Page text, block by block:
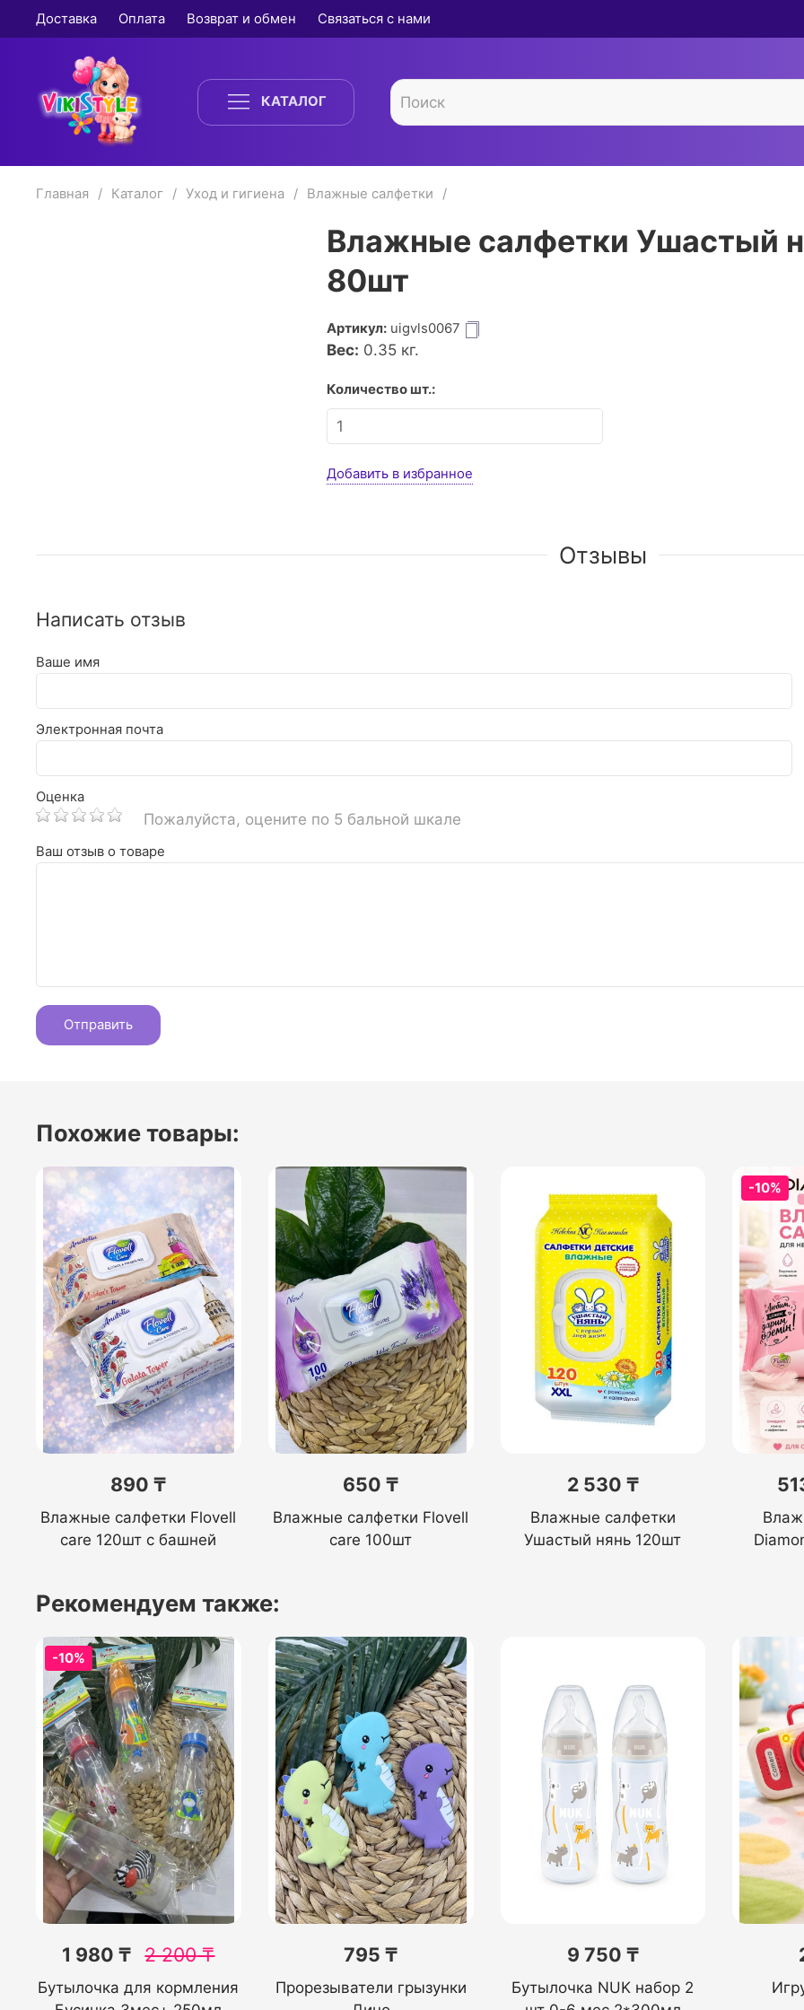
Доставка Оплата Возврат и обмен Связаться с нами
КАТАЛОГ
Главная Каталог Уход и гигиена Влажные салфетки
Влажные салфетки Ушастый
80шт
Артикул: uigvls0067
Вес: 0.35кг.
Количество шт.:
Добавить в избранное
Отзывы
Написать отзыв
Ваше имя
Электронная почта
Оценка
Пожалуйста, оцените по 5 бальной шкале
Ваш отзыв о товаре
Похожие товары:
890 ₸
Влажные салфетки Flovell
care 120шт с башней
650 ₸
Влажные салфетки Flovell
care 100шт
2 530 ₸
Влажные салфетки
Ушастый нянь 120шт
-10%
Рекомендуем также:
-10%
1 980 ₸ 2 200₸
Бутылочка для кормления
795 ₸
Прорезыватели грызунки
9 750 ₸
Бутылочка NUK набор 2